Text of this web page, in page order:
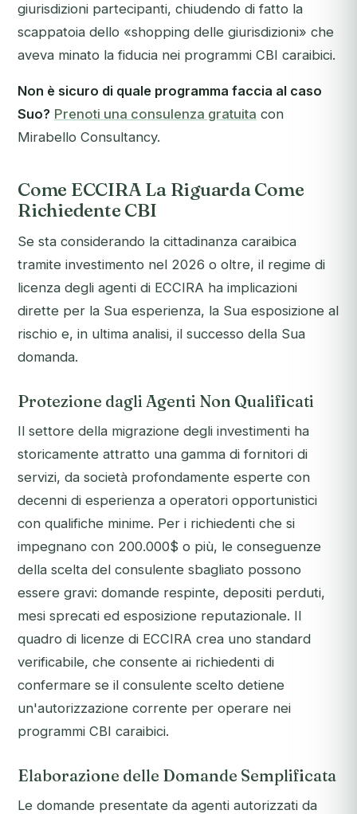
giurisdizioni partecipanti, chiudendo di fatto la
scappatoia dello «shopping delle giurisdizioni» che
aveva minato la fiducia nei programmi CBI caraibici.
Non è sicuro di quale programma faccia al caso
Suo? Prenoti una consulenza gratuita con
Mirabello Consultancy.
Come ECCIRA La Riguarda Come
Richiedente CBI
Se sta considerando la cittadinanza caraibica
tramite investimento nel 2026 o oltre, il regime di
licenza degli agenti di ECCIRA ha implicazioni
dirette per la Sua esperienza, la Sua esposizione al
rischio e, in ultima analisi, il successo della Sua
domanda.
Protezione dagli Agenti Non Qualificati
Il settore della migrazione degli investimenti ha
storicamente attratto una gamma di fornitori di
servizi, da società profondamente esperte con
decenni di esperienza a operatori opportunistici
con qualifiche minime. Per i richiedenti che si
impegnano con 200.000$ o più, le conseguenze
della scelta del consulente sbagliato possono
essere gravi: domande respinte, depositi perduti,
mesi sprecati ed esposizione reputazionale. Il
quadro di licenze di ECCIRA crea uno standard
verificabile, che consente ai richiedenti di
confermare se il consulente scelto detiene
un'autorizzazione corrente per operare nei
programmi CBI caraibici.
Elaborazione delle Domande Semplificata
Le domande presentate da agenti autorizzati da